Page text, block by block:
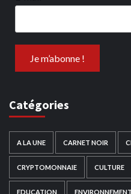
Catégories
A LA UNE CARNET NOIR
CRYPTOMONNAIE CULTURE
EDUCATION ENVIRONNEMENT